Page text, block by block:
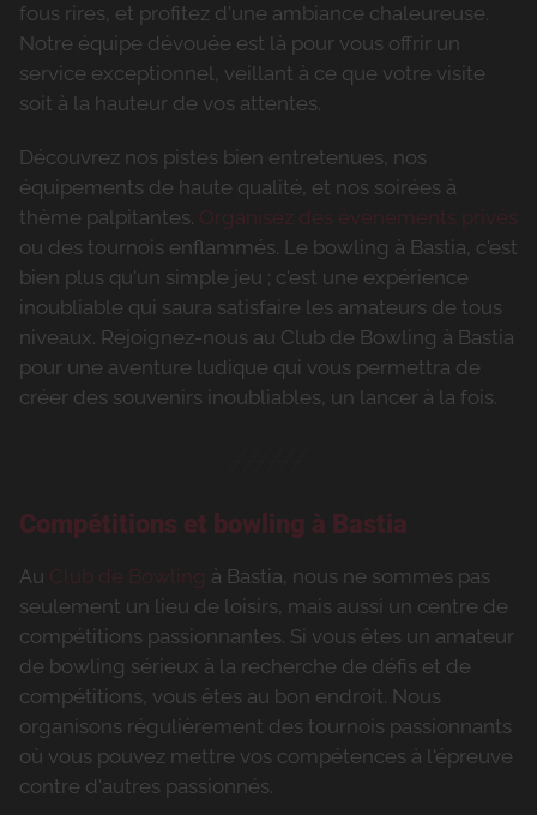
fous rires, et profitez d'une ambiance chaleureuse.
Notre équipe dévouée est là pour vous offrir un
service exceptionnel, veillant à ce que votre visite
soit à la hauteur de vos attentes.
Découvrez nos pistes bien entretenues, nos
équipements de haute qualité, et nos soirées à
thème palpitantes. Organisez des événements privés
ou des tournois enflammés. Le bowling à Bastia, c'est
bien plus qu'un simple jeu ; c'est une expérience
inoubliable qui saura satisfaire les amateurs de tous
niveaux. Rejoignez-nous au Club de Bowling à Bastia
pour une aventure ludique qui vous permettra de
créer des souvenirs inoubliables, un lancer à la fois.
Compétitions et bowling à Bastia
Au Club de Bowling à Bastia, nous ne sommes pas
seulement un lieu de loisirs, mais aussi un centre de
compétitions passionnantes. Si vous êtes un amateur
de bowling sérieux à la recherche de défis et de
compétitions, vous êtes au bon endroit. Nous
organisons régulièrement des tournois passionnants
où vous pouvez mettre vos compétences à l'épreuve
contre d'autres passionnés.